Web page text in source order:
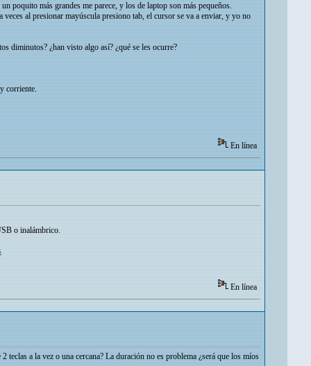
poquito más grandes me parece, y los de laptop son más pequeños.
al presionar mayúscula presiono tab, el cursor se va a enviar, y yo no
diminutos? ¿han visto algo así? ¿qué se les ocurre?
corriente.
En línea
o inalámbrico.
En línea
a la vez o una cercana? La duración no es problema ¿será que los míos